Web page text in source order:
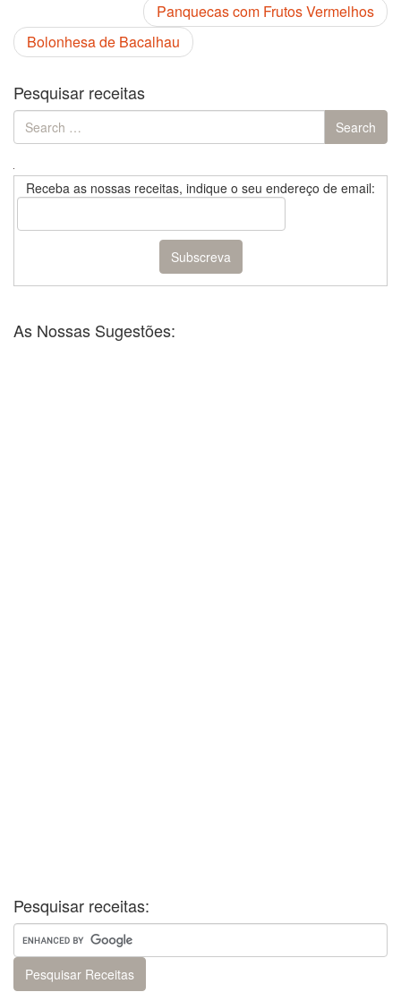
Panquecas com Frutos Vermelhos
Bolonhesa de Bacalhau
Pesquisar receitas
Search
for:
Search
Receba as nossas receitas, indique o seu endereço de email:
As Nossas Sugestões:
Pesquisar receitas: